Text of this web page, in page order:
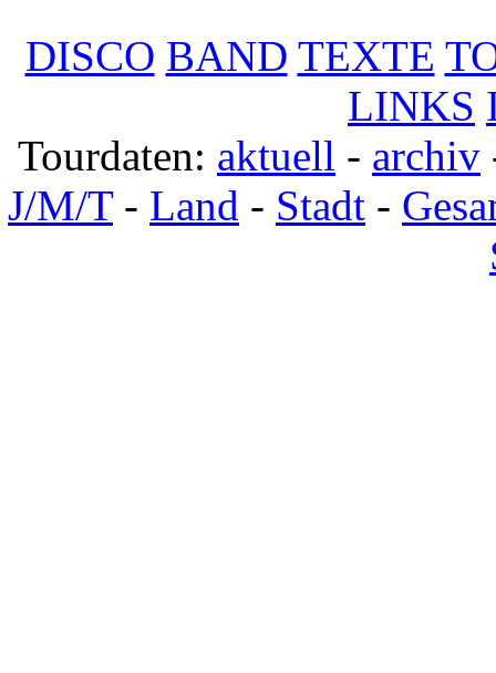
DISCO BAND TEXTE
LINKS
Tourdaten: aktuell - archiv
J/M/T- Land - Stadt -